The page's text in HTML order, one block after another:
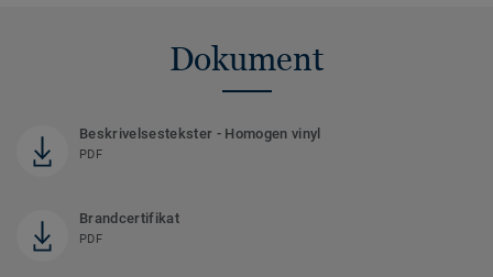
Dokument
Beskrivelsestekster - Homogen vinyl
PDF
Brandcertifikat
PDF